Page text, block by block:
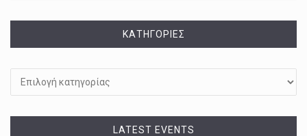
KΑΤΗΓΟΡΊΕΣ
LATEST EVENTS